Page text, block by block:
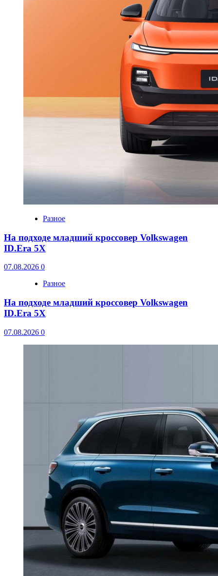
Разное
На подходе младший кроссовер Volkswagen
ID.Era 5X
07.08.2026 0
Разное
На подходе младший кроссовер Volkswagen
ID.Era 5X
07.08.2026 0